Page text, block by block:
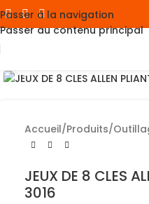
Passer à la navigation
Passer au contenu principal
Accueil/Produits/
JEUX DE 8 CLES
3016